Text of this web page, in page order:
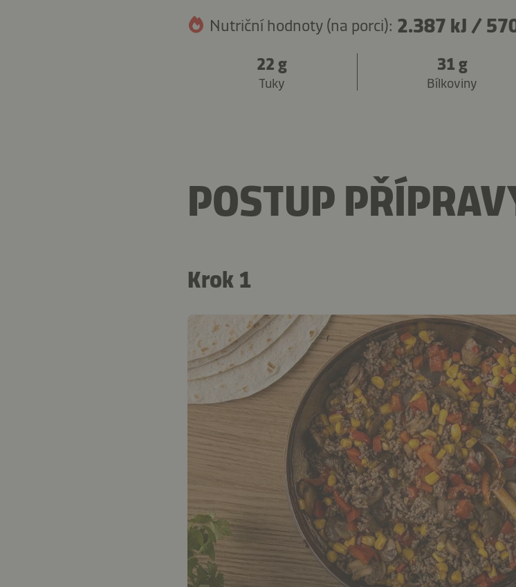
Nutriční hodnoty (na porci): 2.387 kJ /
22 g
Tuky
31 g
Bílkoviny
POSTUP
Krok 1